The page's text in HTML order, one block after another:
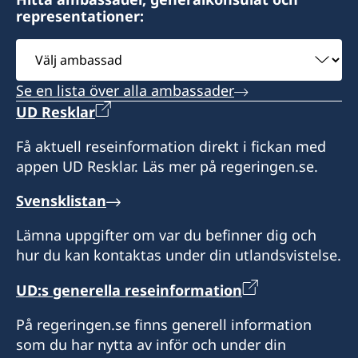
Consulate of Sweden
KPG Building, Tongsangnang
Chantabuly District
Vientiane Capital
Lao PDR
Tills vidare behövs tidsbokning för besök på
konsulatet. Boka via email eller telefon.
Konsulatet ger viss konsulär service till svenska
medborgare, medan huvudansvaret för
konsulär service ligger på ambassaden i
Per Gradin
representationer:
Välj
ambassad
Se en lista över alla ambassader
UD Resklar
Få aktuell reseinformation direkt i fickan med
appen UD Resklar. Läs mer på regeringen.se.
Svensklistan
Lämna uppgifter om var du befinner dig och
hur du kan kontaktas under din utlandsvistelse.
UD:s generella reseinformation
På regeringen.se finns generell information
som du har nytta av inför och under din